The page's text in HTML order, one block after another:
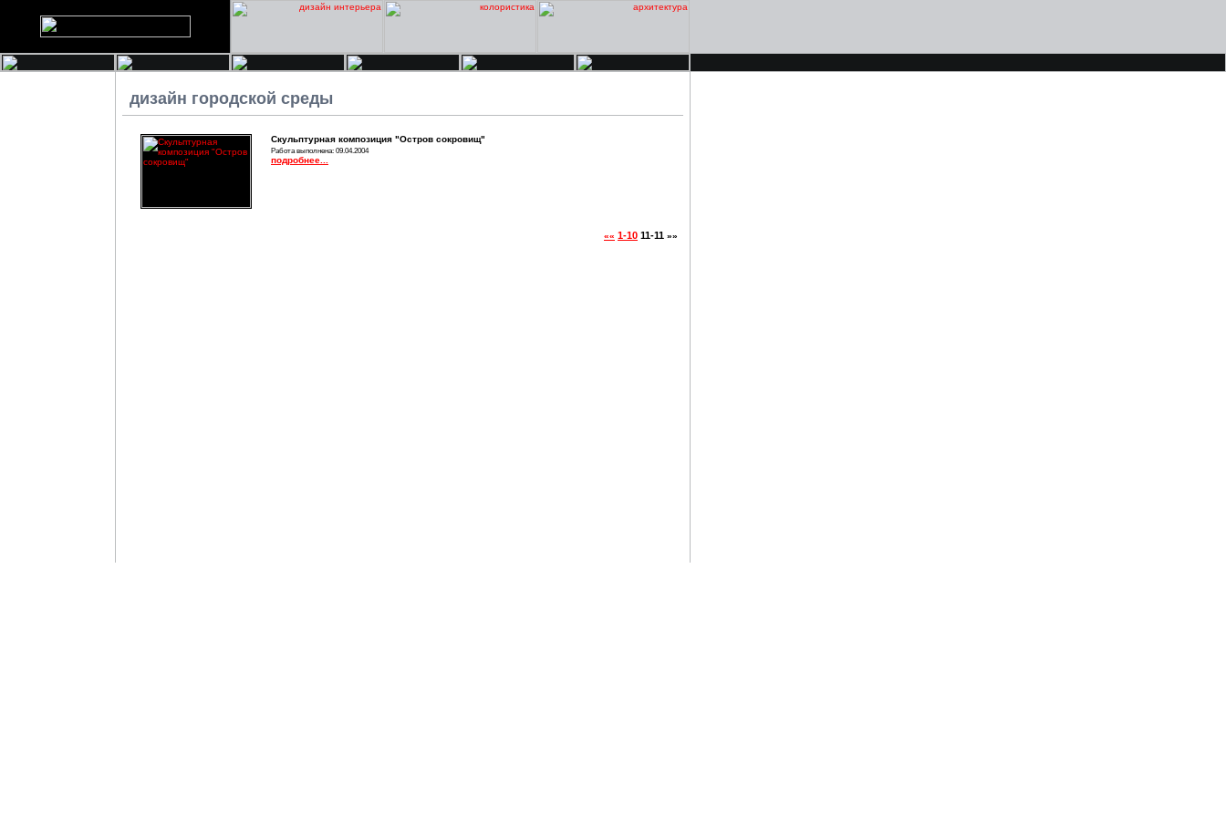
дизайн городской среды
Скульптурная композиция "Остров сокровищ"
Работа выполнена: 09.04.2004
подробнее...
«« 1-10 11-11 »»